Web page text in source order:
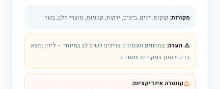
מקורות: קוקוס, דגים, ביצים, ירקות, קטניות, מוצרי חלב, בשר
⚠️ הערה: צמחונים וטבעונים צריכים לשים לב במיוחד – ליזין נמצא
בריכוז נמוך במקורות צמחיים
קונטרה אינדיקציות: